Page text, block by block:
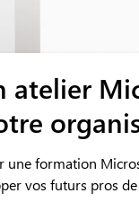
atelier
une formation
vos futurs pros